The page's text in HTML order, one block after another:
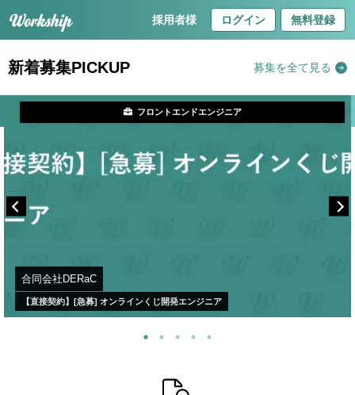
採用者様 ログイン 無料登録
新着募集PICKUP 募集を全て見る
合同会社DERaC
【直接契約】[急募] オンラインくじ開発エンジニア
フロントエンドエンジニア